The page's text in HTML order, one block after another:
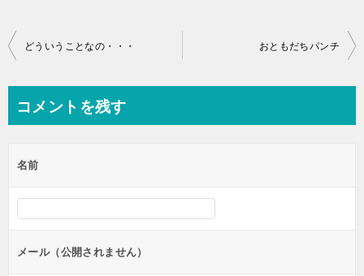
投
ビ
ー
シ
ン
どういうことなの・・・ おともだちパンチ
コメントを残す
名前
メール（公開されません）